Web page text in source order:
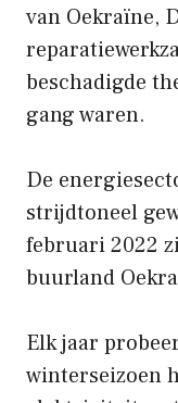
van Oekraïne,
beschadigde
gang waren.
De
strijdtoneel
februari 2022
buurland
Elk jaar
winterseizoen